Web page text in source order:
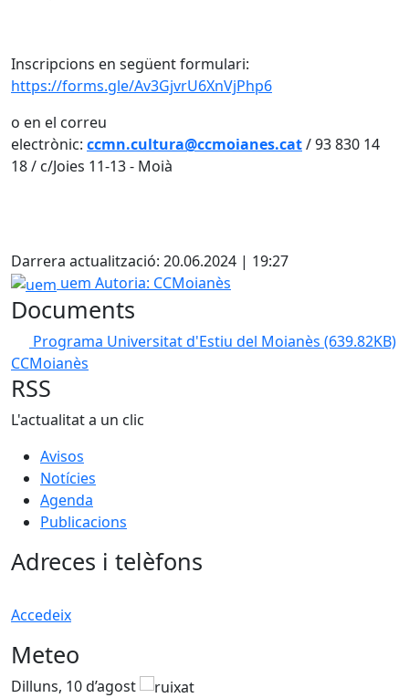
Inscripcions en següent formulari:
https://forms.gle/Av3GjvrU6XnVjPhp6
o en el correu
electrònic: ccmn.cultura@ccmoianes.cat/ 93 830 14
18 / c/Joies 11-13 - Moià
Darrera actualització: 20.06.2024 | 19:27
uem
uem Autoria: CCMoianès
Documents
Programa Universitat d'Estiu del Moianès (639.82KB)
CCMoianès
RSS
L'actualitat a un clic
Avisos
Notícies
Agenda
Publicacions
Adreces i telèfons
Accedeix
Meteo
Dilluns, 10 d’agost